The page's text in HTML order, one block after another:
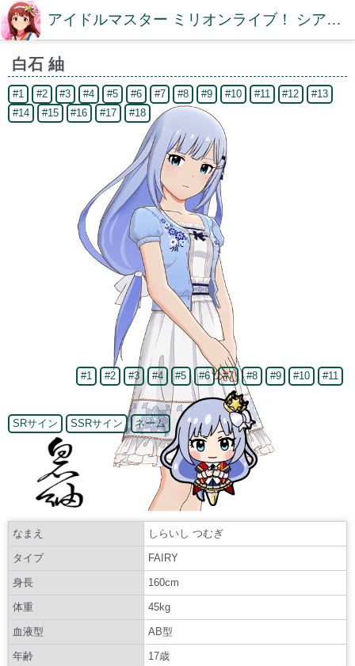
アイドルマスター ミリオンライブ！ シアターデイズDB【ミリシタDB】
白石 紬
#1 #2 #3 #4 #5 #6 #7 #8 #9 #10 #11 #12
#13
#14
#15 #16 #17 #18
#1 #2 #3 #4 #5 #6 #7 #8 #9 #10 #11
SRサイン SSRサイン ネーム
なまえ しらいし つむぎ
タイプ FAIRY
身長 160cm
体重 45kg
血液型 AB型
年齢 17歳